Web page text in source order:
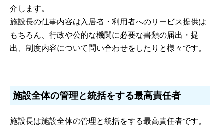
介します。
施設長の仕事内容は入居者・利用者へのサービス提供は
もちろん、行政や公的な機関に必要な書類の届出・提
出、制度内容について問い合わせをしたりと様々です。
施設全体の管理と統括をする最高責任者
施設長は施設全体の管理と統括をする最高責任者です。